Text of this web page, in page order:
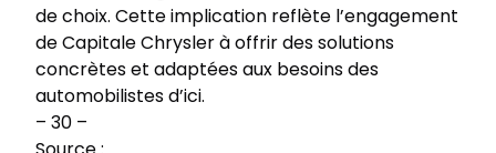
de choix. Cette implication reflète l’engagement
de Capitale Chrysler à offrir des solutions
concrètes et adaptées aux besoins des
automobilistes d’ici.
– 30 –